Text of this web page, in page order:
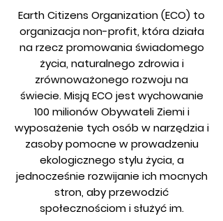
Earth Citizens Organization (ECO) to
organizacja non-profit, która działa
na rzecz promowania świadomego
życia, naturalnego zdrowia i
zrównoważonego rozwoju na
świecie. Misją ECO jest wychowanie
100 milionów Obywateli Ziemi i
wyposażenie tych osób w narzędzia i
zasoby pomocne w prowadzeniu
ekologicznego stylu życia, a
jednocześnie rozwijanie ich mocnych
stron, aby przewodzić
społecznościom i służyć im.